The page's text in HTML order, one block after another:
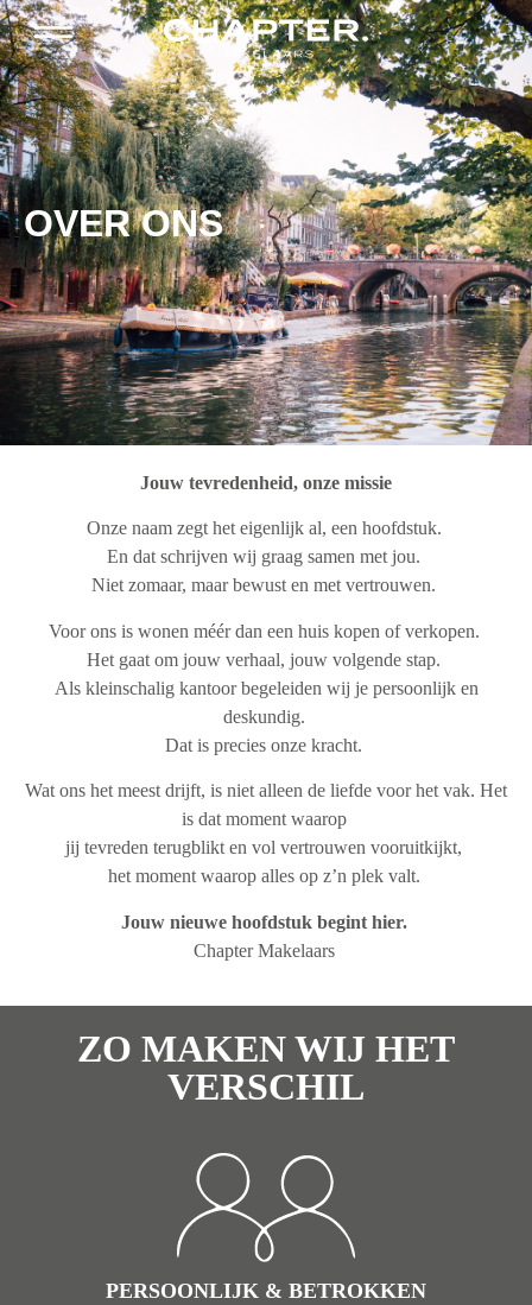
OVER ONS
Jouw tevredenheid, onze missie
Onze naam zegt het eigenlijk al, een hoofdstuk.
En dat schrijven wij graag samen met jou.
Niet zomaar, maar bewust en met vertrouwen.
Voor ons is wonen méér dan een huis kopen of verkopen.
Het gaat om jouw verhaal, jouw volgende stap.
Als kleinschalig kantoor begeleiden wij je persoonlijk en
deskundig.
Dat is precies onze kracht.
Wat ons het meest drijft, is niet alleen de liefde voor het vak. Het
is dat moment waarop
jij tevreden terugblikt en vol vertrouwen vooruitkijkt,
het moment waarop alles op z’n plek valt.
Jouw nieuwe hoofdstuk begint hier.
Chapter Makelaars
ZO MAKEN WIJ HET
VERSCHIL
PERSOONLIJK & BETROKKEN